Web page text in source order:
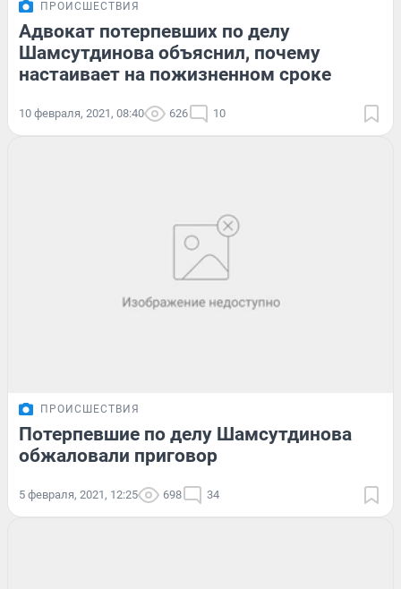
ПРОИСШЕСТВИЯ
Адвокат потерпевших по делу
Шамсутдинова объяснил, почему
настаивает на пожизненном сроке
10 февраля, 2021, 08:40 626 10
ПРОИСШЕСТВИЯ
Потерпевшие по делу Шамсутдинова
обжаловали приговор
5 февраля, 2021, 12:25 698 34